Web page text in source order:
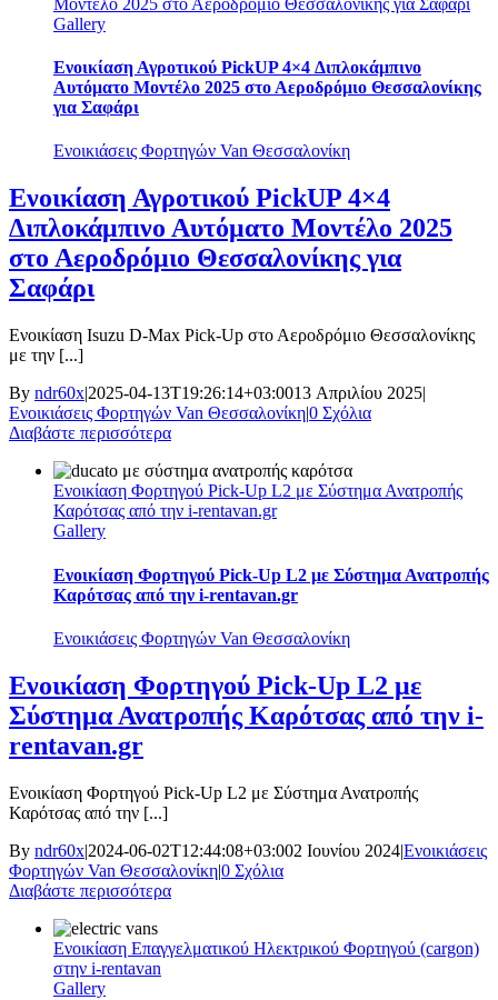
Μοντέλο 2025 στο Αεροδρόμιο Θεσσαλονίκης για Σαφάρι
Gallery
Ενοικίαση Αγροτικού PickUP 4×4 Διπλοκάμπινο
Αυτόματο Μοντέλο 2025 στο Αεροδρόμιο Θεσσαλονίκης
για Σαφάρι
Ενοικιάσεις Φορτηγών Van Θεσσαλονίκη
Ενοικίαση Αγροτικού PickUP 4×4
Διπλοκάμπινο Αυτόματο Μοντέλο 2025
στο Αεροδρόμιο Θεσσαλονίκης για
Σαφάρι
Ενοικίαση Isuzu D-Max Pick-Up στο Αεροδρόμιο Θεσσαλονίκης
με την [...]
By ndr60x|2025-04-13T19:26:14+03:0013 Απριλίου 2025|
Ενοικιάσεις Φορτηγών Van Θεσσαλονίκη|0 Σχόλια
Διαβάστε περισσότερα
Ενοικίαση Φορτηγού Pick-Up L2 με Σύστημα Ανατροπής
Καρότσας από την i-rentavan.gr
Gallery
Ενοικίαση Φορτηγού Pick-Up L2 με Σύστημα Ανατροπής
Καρότσας από την i-rentavan.gr
Ενοικιάσεις Φορτηγών Van Θεσσαλονίκη
Ενοικίαση Φορτηγού Pick-Up L2 με
Σύστημα Ανατροπής Καρότσας από την i-
rentavan.gr
Ενοικίαση Φορτηγού Pick-Up L2 με Σύστημα Ανατροπής
Καρότσας από την [...]
By ndr60x|2024-06-02T12:44:08+03:002 Ιουνίου 2024|Ενοικιάσεις
Φορτηγών Van Θεσσαλονίκη|0 Σχόλια
Διαβάστε περισσότερα
Ενοικίαση Επαγγελματικού Ηλεκτρικού Φορτηγού (cargon)
στην i-rentavan
Gallery